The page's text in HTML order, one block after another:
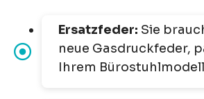
Ersatzfeder: Sie
neue Gasdruckfeder,
Ihrem